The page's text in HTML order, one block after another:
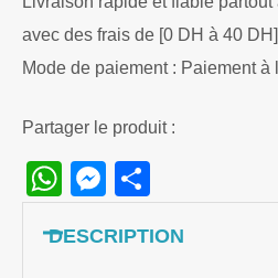
avec des frais de [0 DH à 40 DH]
Mode de paiement : Paiement à
Partager le produit :
WhatsApp
Messenger
DESCRIPTION